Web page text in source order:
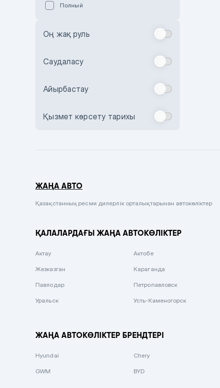
Зеленый
Бежевый
Комбинированный
Сиреневый металлик
Вишневый
Полный
Оң жақ руль
Саудаласу
Айырбастау
Қызмет көрсету тарихы
ЖАҢА АВТО
Қазақстанның ресми дилерлік орталықтарынан автокөліктер
ҚАЛАЛАРДАҒЫ ЖАҢА АВТОКӨЛІКТЕР
Актау Актобе
Жезказган Караганда
Павлодар Петропавловск
Уральск Усть-Каменогорск
ЖАҢА АВТОКӨЛІКТЕР БРЕНДТЕРІ
Hyundai Chery
GWM BYD